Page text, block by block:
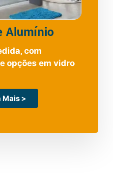
Alumínio
com
opções em vidro
Mais >